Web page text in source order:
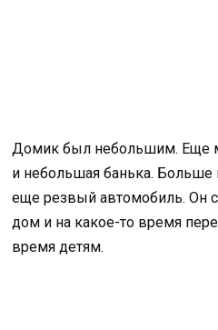
Домик был небольшим. Еще
и небольшая банька. Больше
еще резвый автомобиль. Он
дом и на какое-то время
время детям.